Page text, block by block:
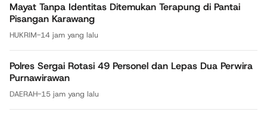
Mayat Tanpa Identitas Ditemukan Terapung di Pantai
Pisangan Karawang
HUKRIM-14 jam yang lalu
Polres Sergai Rotasi 49 Personel dan Lepas Dua Perwira
Purnawirawan
DAERAH-15 jam yang lalu